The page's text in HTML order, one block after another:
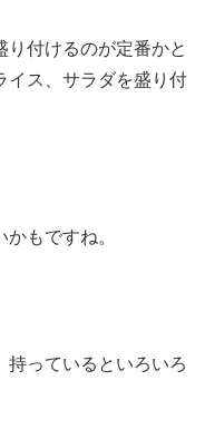
付けるのが定番かと
イス、サラダを盛り付
もですね。
持っているといろいろ